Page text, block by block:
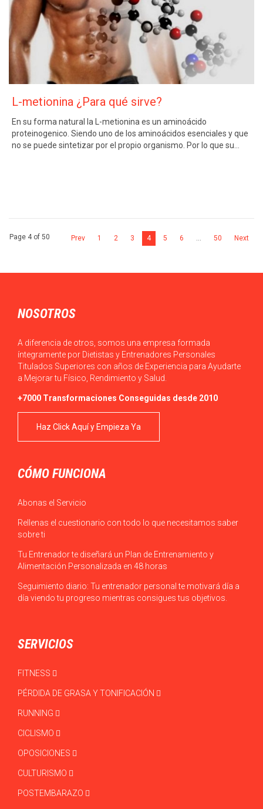
L-metionina ¿Para qué sirve?
En su forma natural la L-metionina es un aminoácido
proteinogenico. Siendo uno de los aminoácidos esenciales y que
no se puede sintetizar por el propio organismo. Por lo que su…
Page 4 of 50 Prev 1 2 3 4 5 6 50 Next
NOSOTROS
A diferencia de otros, somos una empresa formada
íntegramente por Dietistas y Entrenadores Personales
Titulados Superiores con años de Experiencia para Ayudarte
a Mejorar tu Físico, Rendimiento y Salud.
+7000 Transformaciones Conseguidas desde 2010
Haz Click Aquí y Empieza Ya
CÓMO FUNCIONA
Abonas el Servicio
Rellenas el cuestionario con todo lo que necesitamos saber
sobre ti
Tu Entrenador te diseñará un Plan de Entrenamiento y
Alimentación Personalizada en 48 horas
Seguimiento diario: Tu entrenador personal te motivará día a
día viendo tu progreso mientras consigues tus objetivos.
SERVICIOS
FITNESS
PÉRDIDA DE GRASA Y TONIFICACIÓN
RUNNING
CICLISMO
OPOSICIONES
CULTURISMO
POSTEMBARAZO